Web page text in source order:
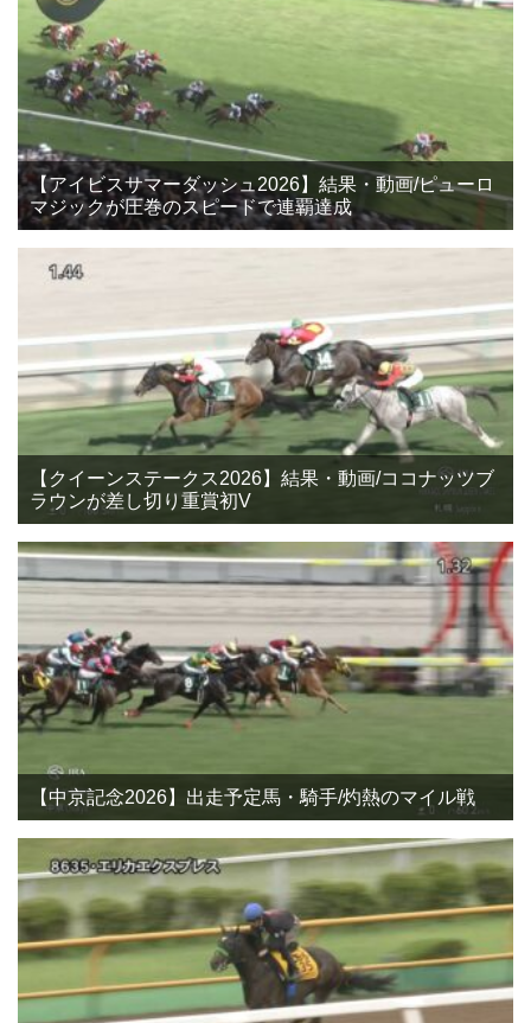
【アイビスサマーダッシュ2026】結果・動画/ピューロ
マジックが圧巻のスピードで連覇達成
【クイーンステークス2026】結果・動画/ココナッツブ
ラウンが差し切り重賞初V
【中京記念2026】出走予定馬・騎手/灼熱のマイル戦